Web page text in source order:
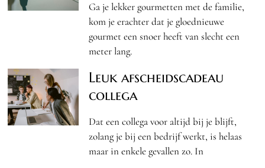
Ga je lekker gourmetten met de familie,
kom je erachter dat je gloednieuwe
gourmet een snoer heeft van slecht een
meter lang.
Leuk afscheidscadeau
collega
Dat een collega voor altijd bij je blijft,
zolang je bij een bedrijf werkt, is helaas
maar in enkele gevallen zo. In